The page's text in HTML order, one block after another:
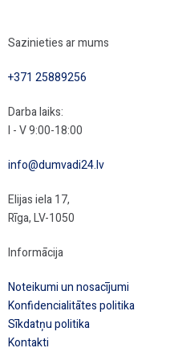
Sazinieties ar mums
+371 25889256
Darba laiks:
I - V 9:00-18:00
info@dumvadi24.lv
Elijas iela 17,
Rīga, LV-1050
Informācija
Noteikumi un nosacījumi
Konfidencialitātes politika
Sīkdatņu politika
Kontakti